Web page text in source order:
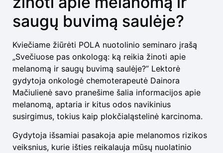
saugų buvimą saulėje?
Kviečiame žiūrėti POLA nuotolinio seminaro įrašą
„Svečiuose pas onkologą: ką reikia žinoti apie
melanomą ir saugų buvimą saulėje?” Lektorė
gydytoja onkologė chemoterapeutė Dainora
Mačiulienė savo pranešime šalia informacijos apie
melanomą, aptaria ir kitus odos navikinius
susirgimus, tokius kaip plokčialąstelinė karcinoma.
Gydytoja išsamiai pasakoja apie melanomos rizikos
veiksnius, kurie išties reikalauja mūsų nuolatinio